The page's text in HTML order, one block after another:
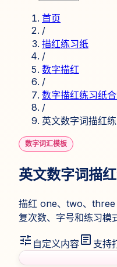
首页
/
描红练习纸
/
数字描红
/
数字描红练习纸
/
英文数字词描红
数字词汇模板
英文数字词描
描红 one、two、three
复次数、字号和练习模
tune 自定义内容article 支持